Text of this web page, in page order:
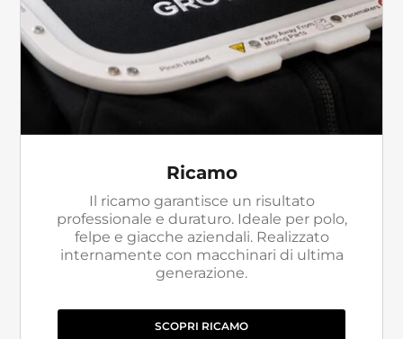
Ricamo
Il ricamo garantisce un risultato
professionale e duraturo. Ideale per polo,
felpe e giacche aziendali. Realizzato
internamente con macchinari di ultima
generazione.
SCOPRI RICAMO